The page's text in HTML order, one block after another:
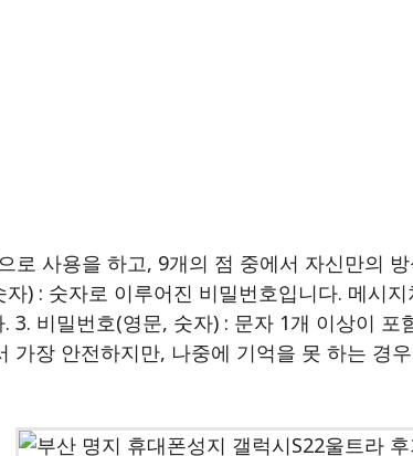
로 사용을 하고, 9개의 점 중에서 자신만의
) : 숫자로 이루어진 비밀번호입니다. 메시
3. 비밀번호(영문, 숫자) : 문자 1개 이상이 포
가장 안전하지만, 나중에 기억을 못 하는 경